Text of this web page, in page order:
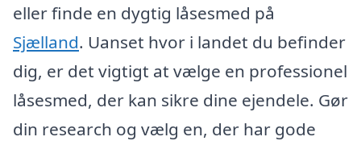
eller finde en dygtig låsesmed på
Sjælland. Uanset hvor i landet du befinder
dig, er det vigtigt at vælge en professionel
låsesmed, der kan sikre dine ejendele. Gør
din research og vælg en, der har gode